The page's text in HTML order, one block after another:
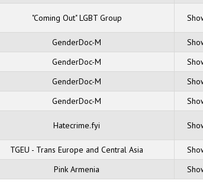
"Coming Out" LGBT Group
GenderDoc-M
GenderDoc-M
GenderDoc-M
GenderDoc-M
Hatecrime.fyi
TGEU - Trans Europe and Central Asia
Pink Armenia